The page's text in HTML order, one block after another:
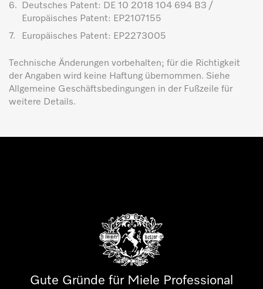
6.
Deutsches Patent: DE 10 2018 104 694 B3 /
Europäisches Patent: EP2107155
7.
Europäisches Patent: EP2273005
Technische Änderungen vorbehalten; für die Richtigkeit
der Angaben wird keine Haftung übernommen. Siehe
Allgemeine Geschäftsbedingungen in der Fußzeile für
weitere Details.
Gute Gründe für Miele Professional